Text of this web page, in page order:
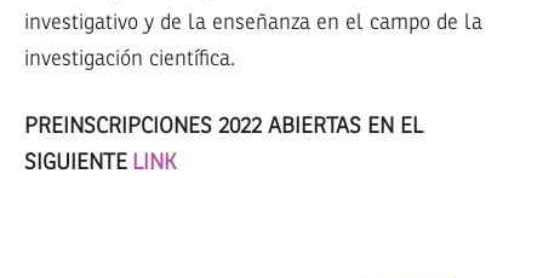
investigativo y de la enseñanza en el campo de la
investigación científica.
PREINSCRIPCIONES 2022 ABIERTAS EN EL
SIGUIENTE LINK